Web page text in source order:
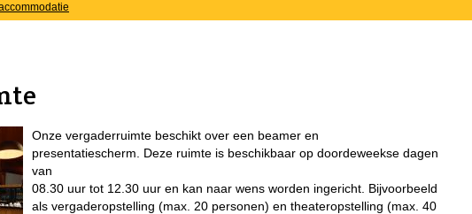
Onze vergaderruimte beschikt over een beamer en
presentatiescherm. Deze ruimte is beschikbaar op doordeweekse dagen
van
08.30 uur tot 12.30 uur en kan naar wens worden ingericht. Bijvoorbeeld
als vergaderopstelling (max. 20 personen) en theateropstelling (max. 40